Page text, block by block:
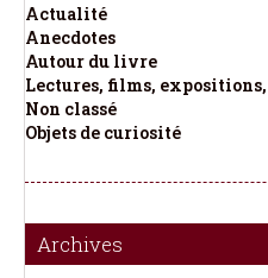
Actualité
Anecdotes
Autour du livre
Lectures, films,
Non classé
Objets de curiosité
Archives